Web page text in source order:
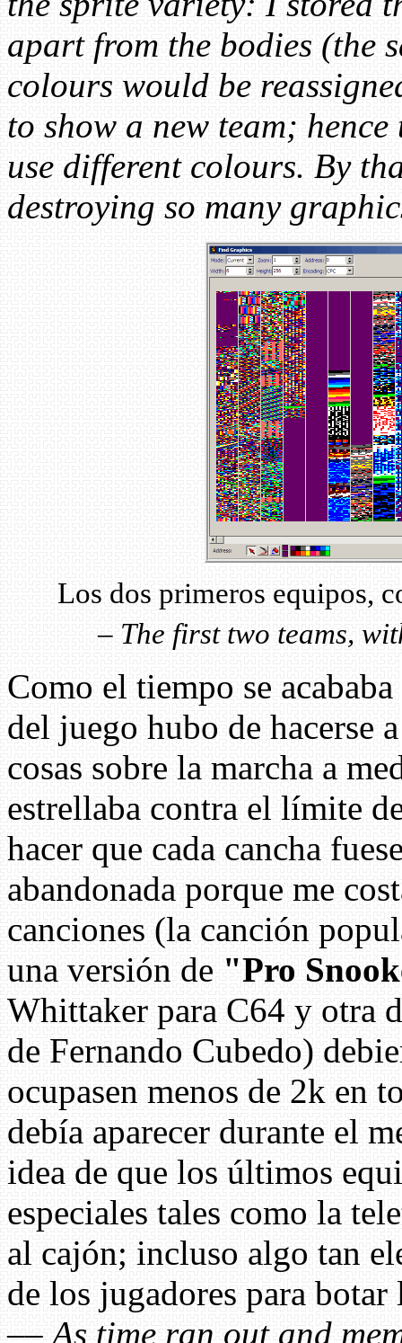
apart from the bodies (the
colours would be
to show a new team;
use different colours. By
destroying so many
Los dos primeros equipos,
– The first two teams,
Como el tiempo se
del juego hubo de hacerse
cosas sobre la marcha a
estrellaba contra el límite
hacer que cada cancha
abandonada porque me
canciones (la canción
una versión de "Pro
Whittaker para C64 y otra
de Fernando Cubedo)
ocupasen menos de 2k en
debía aparecer durante el
idea de que los últimos
especiales tales como la
al cajón; incluso algo tan
de los jugadores para
–– As time ran out and